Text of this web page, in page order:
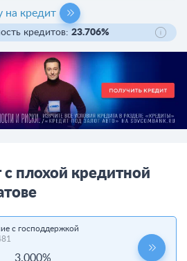
на кредит
кредитов: 23.706%
плохой кредитной
с господдержкой
3.000%